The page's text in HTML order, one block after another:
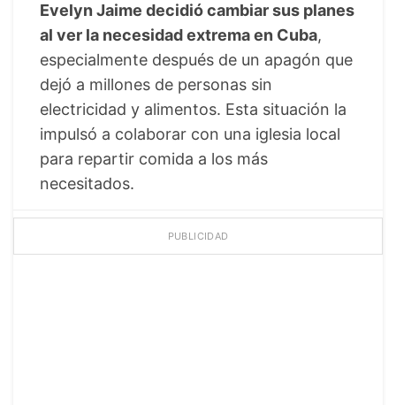
Evelyn Jaime decidió cambiar sus planes
al ver la necesidad extrema en Cuba,
especialmente después de un apagón que
dejó a millones de personas sin
electricidad y alimentos. Esta situación la
impulsó a colaborar con una iglesia local
para repartir comida a los más
necesitados.
PUBLICIDAD